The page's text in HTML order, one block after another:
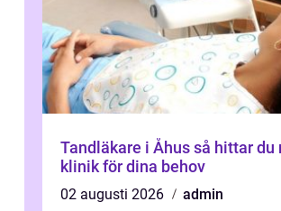
Tandläkare i Åhus så hittar du rätt
klinik för dina behov
02 augusti 2026
admin